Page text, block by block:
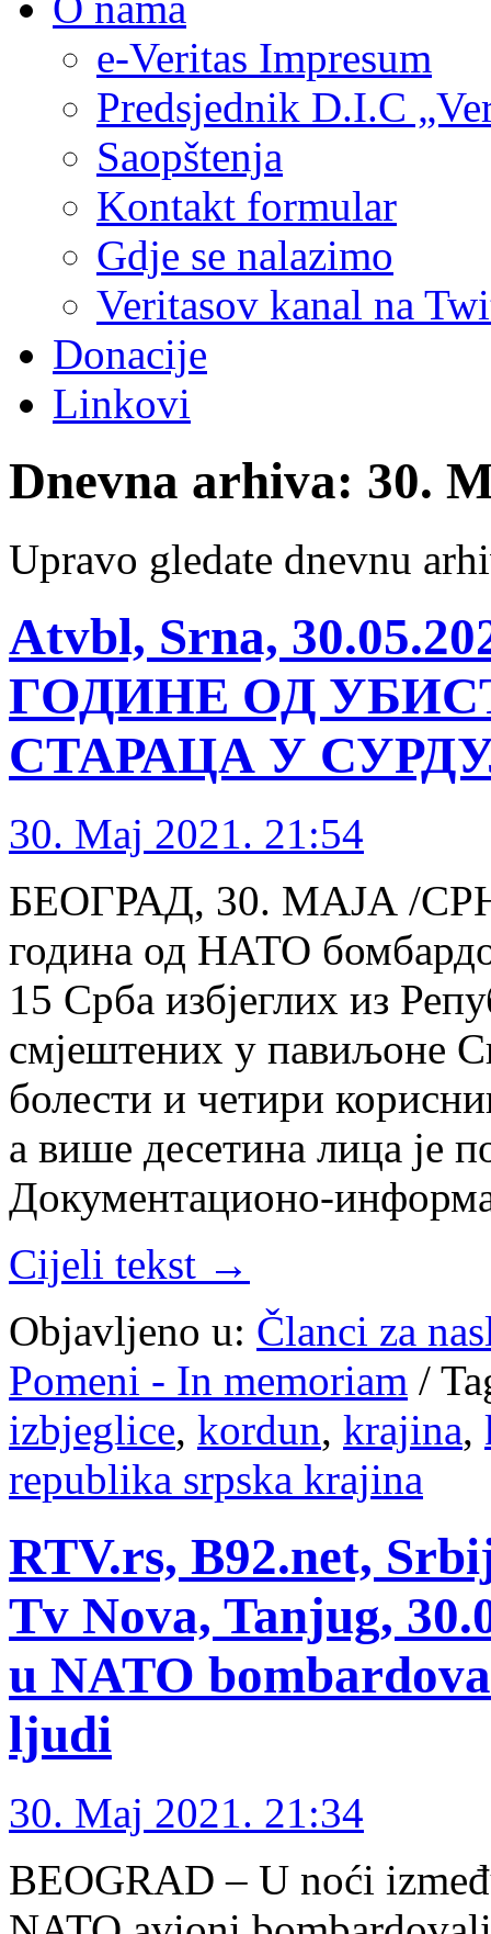
e-Veritas Impresum
Predsjednik D.I.C
Saopštenja
Kontakt formular
Gdje se nalazimo
Veritasov kanal na
Donacije
Linkovi
Dnevna arhiva: 30.
Upravo gledate dnevnu
Atvbl, Srna,
ГОДИНЕ ОД
СТАРАЦА У
30. Maj 2021. 21:54
БЕОГРАД, 30. МАЈА /
година од НАТО
15 Срба избјеглих из
смјештених у павиљоне
болести и четири
а више десетина лица је
Документационо-
Cijeli tekst →
Objavljeno u: Članci za
Pomeni - In memoriam /
izbjeglice, kordun, krajina,
republika srpska krajina
RTV.rs, B92.net,
Tv Nova, Tanjug,
u NATO
ljudi
30. Maj 2021. 21:34
BEOGRAD – U noći